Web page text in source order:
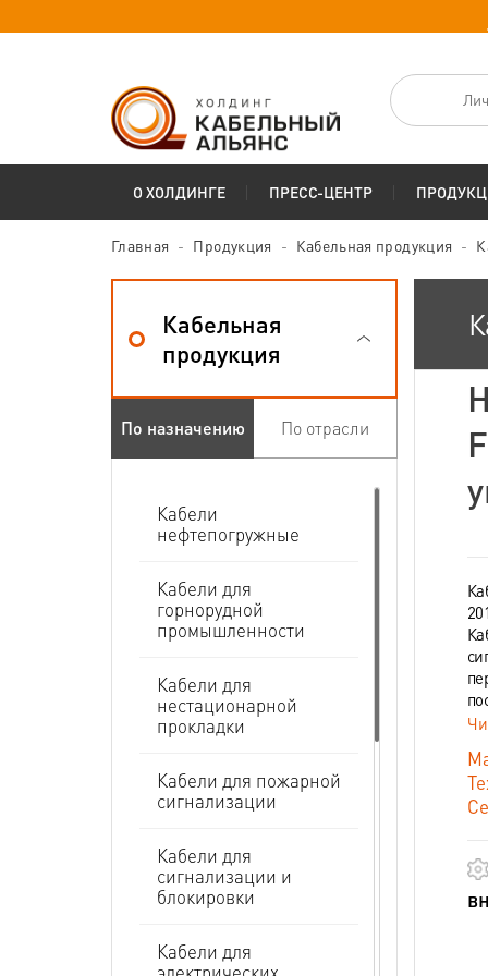
О ХОЛДИНГЕ ПРЕСС-ЦЕНТР
Главная Продукция Кабельная продукция
Кабельная
продукция
По назначению По отрасли
Кабели
нефтепогружные
Кабели для
горнорудной
промышленности
Кабели для
нестационарной
прокладки
Кабели для пожарной
сигнализации
Кабели для
сигнализации и
блокировки
Кабели для